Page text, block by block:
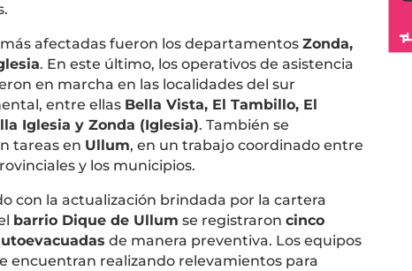
más afectadas fueron los departamentos Zonda,
. En este último, los operativos de asistencia
en marcha en las localidades del sur
entre ellas Bella Vista, El Tambillo, El
Iglesia y Zonda (Iglesia). También se
tareas en Ullum, en un trabajo coordinado entre
y los municipios.
con la actualización brindada por la cartera
barrio Dique de Ullum se registraron cinco
de manera preventiva. Los equipos
encuentran realizando relevamientos para